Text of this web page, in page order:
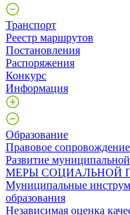
Транспорт
Реестр маршрутов
Постановления
Распоряжения
Конкурс
Информация
Образование
Правовое сопровождение
Развитие
МЕРЫ СОЦИАЛЬНОЙ
Муниципальные
образования
Независимая оценка